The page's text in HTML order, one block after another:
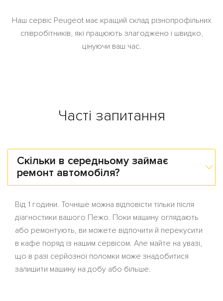
Наш сервіс Peugeot має кращий склад різнопрофільних
співробітників, які працюють злагоджено і швидко,
цінуючи ваш час.
Часті запитання
Скільки в середньому займає
ремонт автомобіля?
Від 1 години. Точніше можна відповісти тільки після
діагностики вашого Пежо. Поки машину оглядають
або ремонтують, ви можете відпочити й перекусити
в кафе поряд із нашим сервісом. Але майте на увазі,
що в разі серйозної поломки може знадобитися
залишити машину на добу або більше.